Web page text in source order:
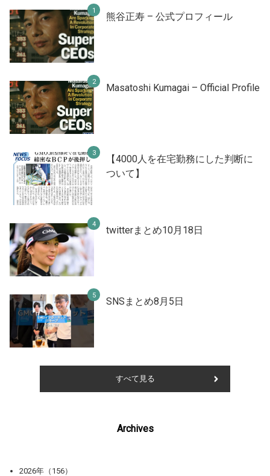
熊谷正寿 – 公式プロフィール
Masatoshi Kumagai – Official Profile
【4000人を在宅勤務にした判断に
ついて】
twitterまとめ10月18日
SNSまとめ8月5日
すべて見る
Archives
2026年（156）